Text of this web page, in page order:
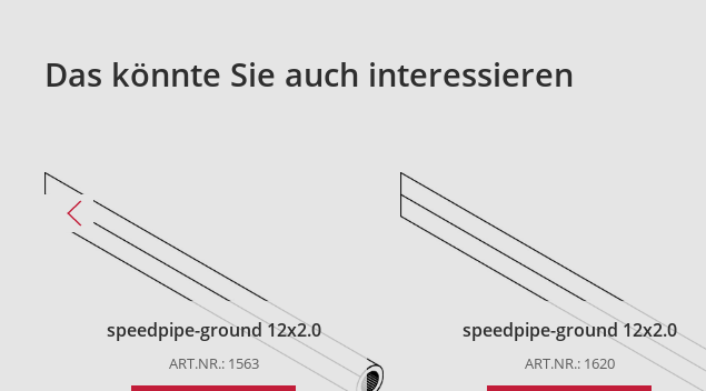
Das könnte Sie auch interessieren
speedpipe-ground 12x2.0
ART.NR.: 1563
speedpipe-ground 12x2.0
ART.NR.: 1620